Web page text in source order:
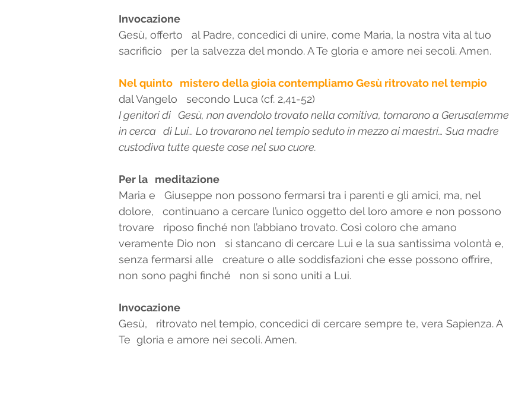
Invocazione
Gesù, offerto   al Padre, concedici di unire, come Maria, la nostra vita al tuo
sacrificio   per la salvezza del mondo. A Te gloria e amore nei secoli. Amen.
Nel quinto   mistero della gioia contempliamo Gesù ritrovato nel tempio
dal Vangelo   secondo Luca (cf. 2,41-52)
I genitori di   Gesù, non avendolo trovato nella comitiva, tornarono a Gerusalemme
in cerca   di Lui… Lo trovarono nel tempio seduto in mezzo ai maestri… Sua madre
custodiva tutte queste cose nel suo cuore.
Per la   meditazione
Maria e   Giuseppe non possono fermarsi tra i parenti e gli amici, ma, nel
dolore,   continuano a cercare l’unico oggetto del loro amore e non possono
trovare   riposo finché non l’abbiano trovato. Così coloro che amano
veramente Dio non   si stancano di cercare Lui e la sua santissima volontà e,
senza fermarsi alle   creature o alle soddisfazioni che esse possono offrire,
non sono paghi finché   non si sono uniti a Lui.
Invocazione
Gesù,   ritrovato nel tempio, concedici di cercare sempre te, vera Sapienza. A
Te  gloria e amore nei secoli. Amen.